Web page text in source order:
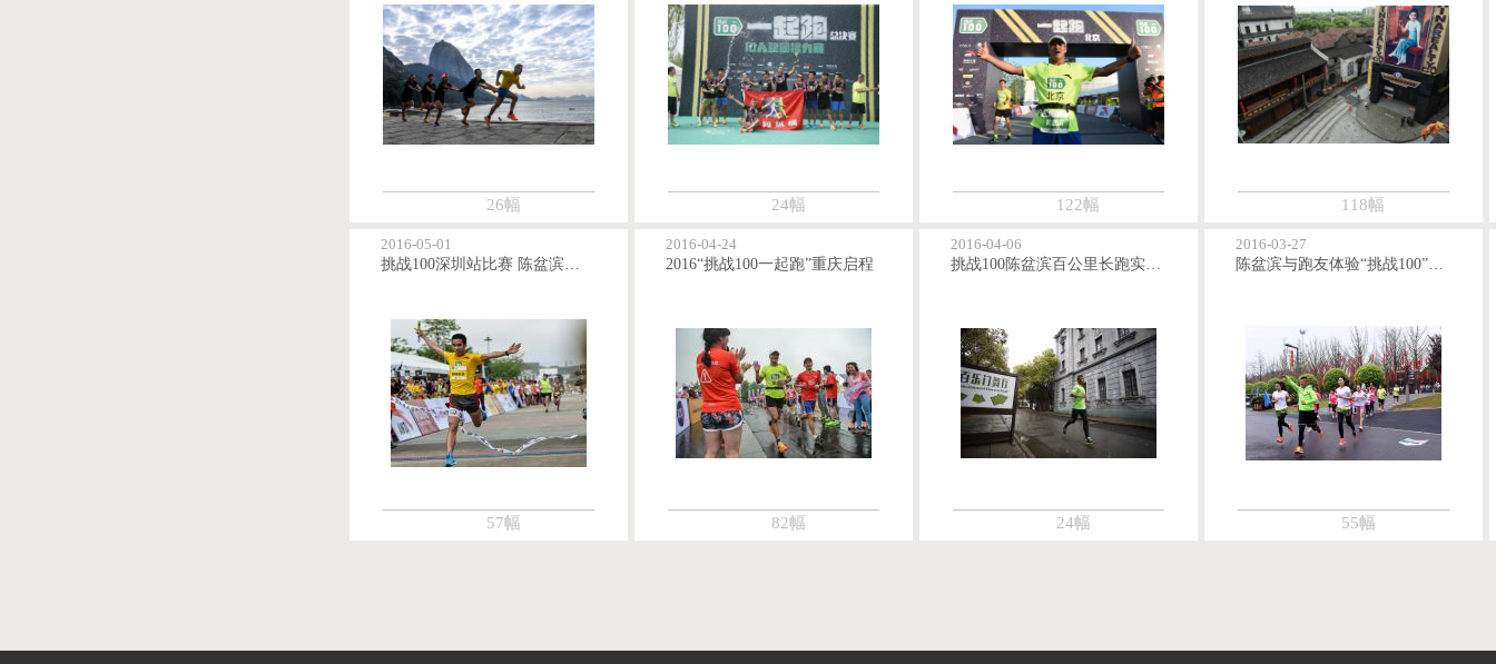
26幅 24幅 122幅 118幅
2016-05-01
挑战100深圳站比赛 陈盆滨独自完成100公里
57幅
2016-04-24
2016“挑战100一起跑”重庆启程
82幅
2016-04-06
挑战100陈盆滨百公里长跑实测在沪举行
24幅
2016-03-27
陈盆滨与跑友体验“挑战100”重庆站活动场地
55幅